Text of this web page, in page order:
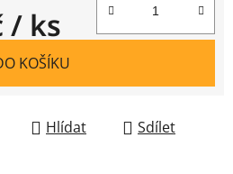
/ ks
KOŠÍKU
Hlídat Sdílet